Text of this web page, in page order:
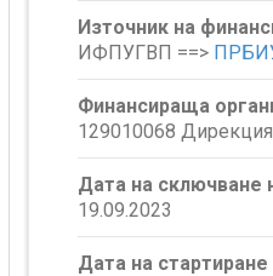
Източник на
ИФПУГВП ==>
Финансираща
129010068
Дата на сключване
19.09.2023
Дата на стартиране